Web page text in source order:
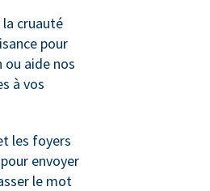
cruauté
pour
ou aide nos
à vos
les foyers
envoyer
le mot